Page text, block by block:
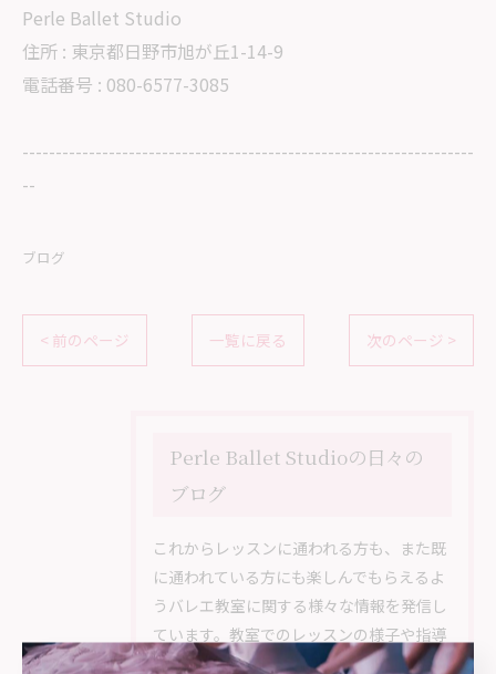
Perle Ballet Studio
住所 : 東京都日野市旭が丘1-14-9
電話番号 : 080-6577-3085
--------------------------------------------------------------------
--
ブログ
< 前のページ 一覧に戻る 次のページ >
Perle Ballet Studioの日々の
ブログ
これからレッスンに通われる方も、また既
に通われている方にも楽しんでもらえるよ
うバレエ教室に関する様々な情報を発信し
ています。教室でのレッスンの様子や指導
している教師と生徒様との一人ひとりと向